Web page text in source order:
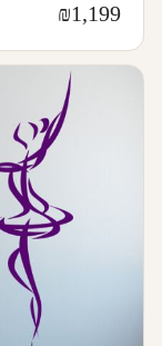
₪1,199